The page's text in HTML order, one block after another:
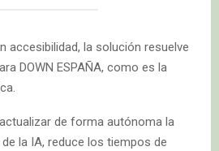
accesibilidad, la solución resuelve
DOWN ESPAÑA, como es la
de forma autónoma la
la IA, reduce los tiempos de